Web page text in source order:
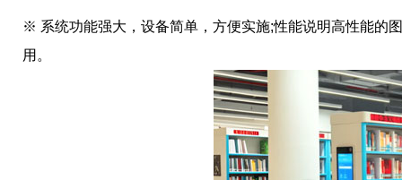
※ 系统功能强大，设备简单，方便实施;性能说明高性能的
用。